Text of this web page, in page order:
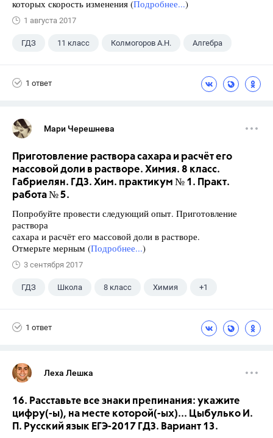
которых скорость изменения (Подробнее...)
1 августа 2017
ГДЗ 11 класс Колмогоров А.Н. Алгебра
1 ответ
Мари Черешнева
Приготовление раствора сахара и расчёт его
массовой доли в растворе. Химия. 8 класс.
Габриелян. ГДЗ. Хим. практикум № 1. Практ.
работа № 5.
Попробуйте провести следующий опыт. Приготовление
раствора
сахара и расчёт его массовой доли в растворе.
Отмерьте мерным (Подробнее...)
3 сентября 2017
ГДЗ Школа 8 класс Химия +1
1 ответ
Леха Лешка
16. Расставьте все знаки препинания: укажите
цифру(-ы), на месте которой(-ых)... Цыбулько И.
П. Русский язык ЕГЭ-2017 ГДЗ. Вариант 13.